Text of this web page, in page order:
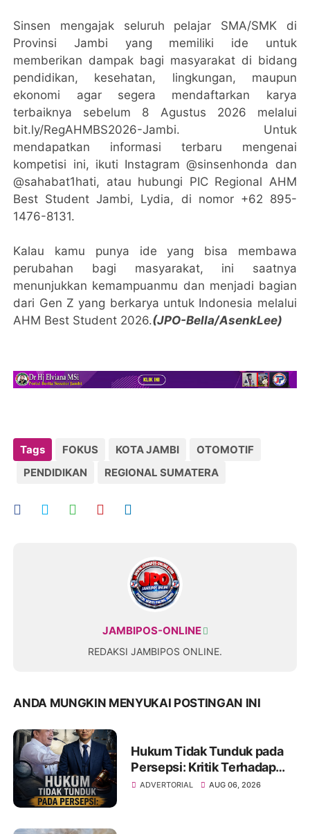
Sinsen mengajak seluruh pelajar SMA/SMK di
Provinsi Jambi yang memiliki ide untuk
memberikan dampak bagi masyarakat di bidang
pendidikan, kesehatan, lingkungan, maupun
ekonomi agar segera mendaftarkan karya
terbaiknya sebelum 8 Agustus 2026 melalui
bit.ly/RegAHMBS2026-Jambi. Untuk
mendapatkan informasi terbaru mengenai
kompetisi ini, ikuti Instagram @sinsenhonda dan
@sahabat1hati, atau hubungi PIC Regional AHM
Best Student Jambi, Lydia, di nomor +62 895-
1476-8131.
Kalau kamu punya ide yang bisa membawa
perubahan bagi masyarakat, ini saatnya
menunjukkan kemampuanmu dan menjadi bagian
dari Gen Z yang berkarya untuk Indonesia melalui
AHM Best Student 2026.(JPO-Bella/AsenkLee)
Tags FOKUS KOTA JAMBI
OTOMOTIF
PENDIDIKAN
REGIONAL SUMATERA
JAMBIPOS-ONLINE
REDAKSI JAMBIPOS ONLINE.
ANDA MUNGKIN MENYUKAI POSTINGAN INI
Hukum Tidak Tunduk pada
Persepsi: Kritik Terhadap
Monopoli Kebenaran oleh
ADVERTORIAL AUG 06, 2026